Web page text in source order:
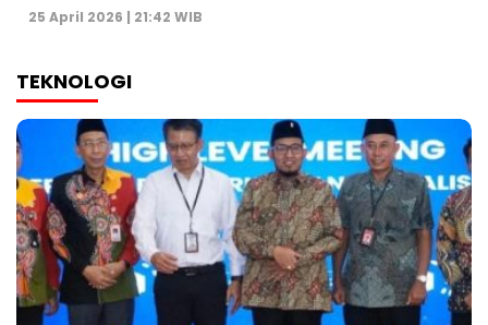
25 April 2026 | 21:42 WIB
TEKNOLOGI